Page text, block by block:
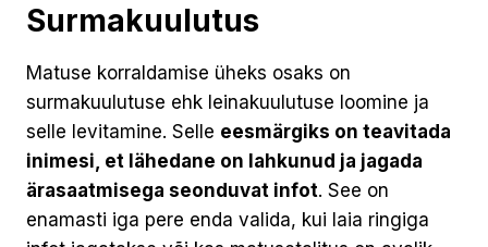
Surmakuulutus
Matuse korraldamise üheks osaks on
surmakuulutuse ehk leinakuulutuse loomine ja
selle levitamine. Selle eesmärgiks on teavitada
inimesi, et lähedane on lahkunud ja jagada
ärasaatmisega seonduvat infot. See on
enamasti iga pere enda valida, kui laia ringiga